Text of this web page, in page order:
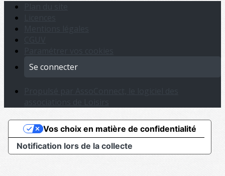
Se connecter
Notification lors de la collecte
Vos choix en matière de confidentialité